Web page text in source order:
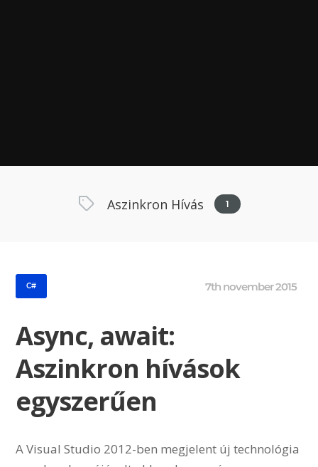
Aszinkron Hívás 1
C# 7th november 2015
Async, await:
Aszinkron hívások
egyszerűen
A Visual Studio 2012-ben megjelent új technológia